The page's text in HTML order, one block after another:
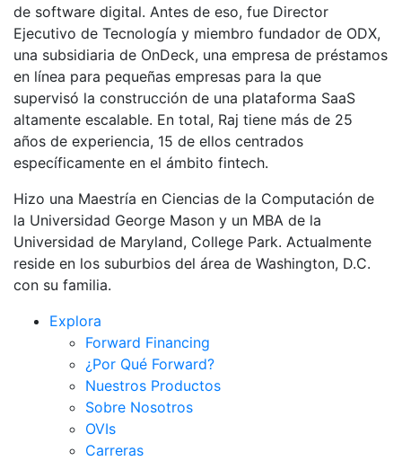
de software digital. Antes de eso, fue Director
Ejecutivo de Tecnología y miembro fundador de ODX,
una subsidiaria de OnDeck, una empresa de préstamos
en línea para pequeñas empresas para la que
supervisó la construcción de una plataforma SaaS
altamente escalable. En total, Raj tiene más de 25
años de experiencia, 15 de ellos centrados
específicamente en el ámbito fintech.
Hizo una Maestría en Ciencias de la Computación de
la Universidad George Mason y un MBA de la
Universidad de Maryland, College Park. Actualmente
reside en los suburbios del área de Washington, D.C.
con su familia.
Explora
Forward Financing
¿Por Qué Forward?
Nuestros Productos
Sobre Nosotros
OVIs
Carreras